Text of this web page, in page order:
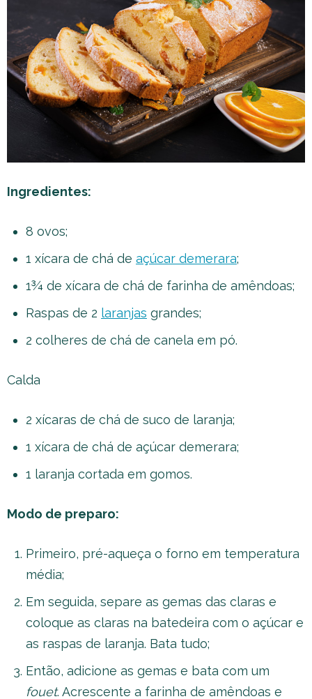
Ingredientes:
8 ovos;
1 xícara de chá de açúcar demerara;
1¾ de xícara de chá de farinha de amêndoas;
Raspas de 2 laranjas grandes;
2 colheres de chá de canela em pó.
Calda
2 xícaras de chá de suco de laranja;
1 xícara de chá de açúcar demerara;
1 laranja cortada em gomos.
Modo de preparo:
Primeiro, pré-aqueça o forno em temperatura
média;
Em seguida, separe as gemas das claras e
coloque as claras na batedeira com o açúcar e
as raspas de laranja. Bata tudo;
Então, adicione as gemas e bata com um
fouet. Acrescente a farinha de amêndoas e